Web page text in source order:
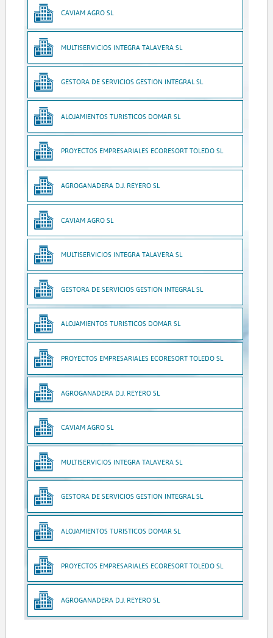
CAVIAM AGRO SL
MULTISERVICIOS INTEGRA TALAVERA SL
GESTORA DE SERVICIOS GESTION INTEGRAL SL
ALOJAMIENTOS TURISTICOS DOMAR SL
PROYECTOS EMPRESARIALES ECORESORT TOLEDO SL
AGROGANADERA D.J. REYERO SL
CAVIAM AGRO SL
MULTISERVICIOS INTEGRA TALAVERA SL
GESTORA DE SERVICIOS GESTION INTEGRAL SL
ALOJAMIENTOS TURISTICOS DOMAR SL
PROYECTOS EMPRESARIALES ECORESORT TOLEDO SL
AGROGANADERA D.J. REYERO SL
CAVIAM AGRO SL
MULTISERVICIOS INTEGRA TALAVERA SL
GESTORA DE SERVICIOS GESTION INTEGRAL SL
ALOJAMIENTOS TURISTICOS DOMAR SL
PROYECTOS EMPRESARIALES ECORESORT TOLEDO SL
AGROGANADERA D.J. REYERO SL